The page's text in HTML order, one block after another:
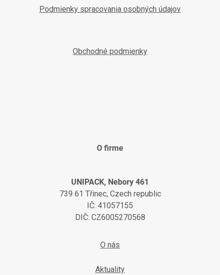
Podmienky spracovania osobných údajov
Obchodné podmienky
O firme
UNIPACK, Nebory 461
739 61 Třinec, Czech republic
IČ: 41057155
DIČ: CZ6005270568
O nás
Aktuality